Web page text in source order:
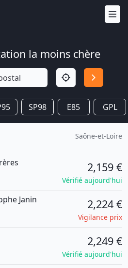
la moins chère
SP98 E85 GPL
Saône-et-Loire
2,159 €
Vérifié aujourd'hui
Janin 2,224 €
Vigilance prix
2,249 €
Vérifié aujourd'hui